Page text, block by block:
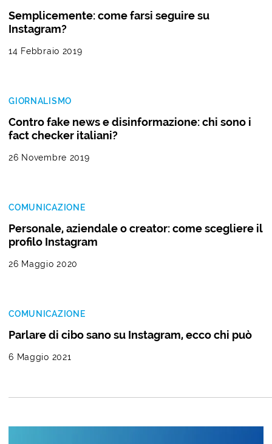
Semplicemente: come farsi seguire su
Instagram?
14 Febbraio 2019
GIORNALISMO
Contro fake news e disinformazione: chi sono i
fact checker italiani?
26 Novembre 2019
COMUNICAZIONE
Personale, aziendale o creator: come scegliere il
profilo Instagram
26 Maggio 2020
COMUNICAZIONE
Parlare di cibo sano su Instagram, ecco chi può
6 Maggio 2021